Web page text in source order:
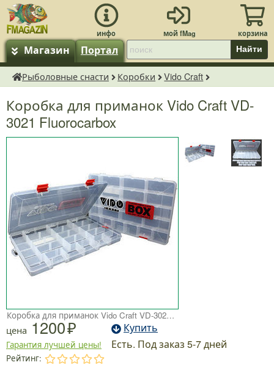
Магазин Портал Найти
fMagazin.ru
Рыболовные снасти Коробки Vido Craft
Коробка для приманок Vido Craft VD-
3021 Fluorocarbox
Коробка для приманок Vido Craft VD-3021 Fluorocarbox Clear Box
цена 1200
Гарантия лучшей цены!
Купить
Есть. Под заказ 5-7 дней
Рейтинг: